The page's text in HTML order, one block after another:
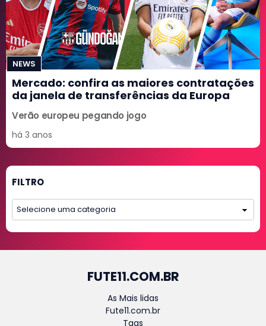
NEWS
Mercado: confira as maiores contratações
da janela de transferências da Europa
Verão europeu pegando jogo
há 3 anos
FILTRO
FUTE11.COM.BR
As Mais lidas
Fute11.com.br
Tags